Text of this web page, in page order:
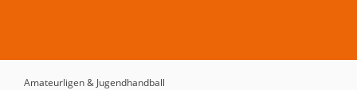
Amateurligen & Jugendhandball